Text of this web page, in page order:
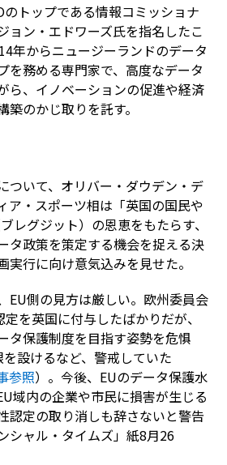
のトップである情報コミッショナ
ョン・エドワーズ氏を指名したこ
年からニュージーランドのデータ
を務める専門家で、高度なデータ
ら、イノベーションの促進や経済
のかじ取りを託す。
ついて、オリバー・ダウデン・デ
ア・スポーツ相は「英国の国民や
レグジット）の恩恵をもたらす、
タ政策を策定する機会を捉える決
実行に向け意気込みを見せた。
EU側の見方は厳しい。欧州委員会
を英国に付与したばかりだが、
タ保護制度を目指す姿勢を危惧
設けるなど、警戒していた
参照）。今後、EUのデータ保護水
域内の企業や市民に損害が生じる
認定の取り消しも辞さないと警告
シャル・タイムズ」紙8月26